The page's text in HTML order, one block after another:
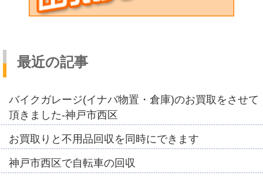
最近の記事
バイクガレージ(イナバ物置・倉庫)のお買取をさせて
頂きました-神戸市西区
お買取りと不用品回収を同時にできます
神戸市西区で自転車の回収